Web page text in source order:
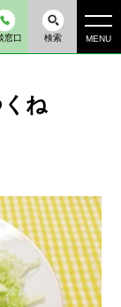
窓口 検索 MENU
ね